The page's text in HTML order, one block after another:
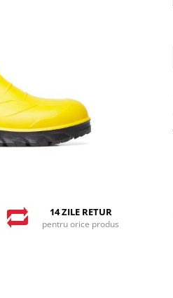
14 ZILE RETUR
pentru orice produs